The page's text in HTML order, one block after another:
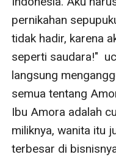
pernikahan
tidak hadir, karena
seperti saudara!"
langsung
semua tentang
Ibu Amora adalah
miliknya, wanita itu
terbesar di